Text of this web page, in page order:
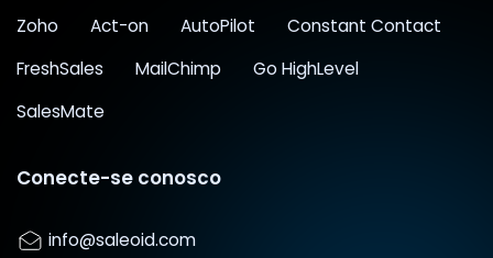
Zoho
Act-on AutoPilot
Constant Contact
FreshSales
MailChimp
Go HighLevel
SalesMate
Conecte-se conosco
info@saleoid.com